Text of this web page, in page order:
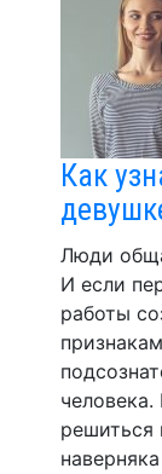
Как
Люди
И если
работы
решиться